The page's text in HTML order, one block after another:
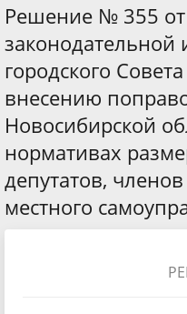
Решение № 355
законодательной
городского
внесению
Новосибирской
нормативах
депутатов,
местного